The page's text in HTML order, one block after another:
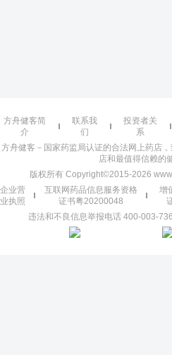
方舟健客简
介
联系我
们
投资者关
系
方舟健客－国家药监局认证的合法网上药店
店和最值得信赖的
版权所有 Copyright©2015-2026
企业营
业执照
互联网药品信息服务资格
证书粤20200048
增
违法和不良信息举报电话 400-003-